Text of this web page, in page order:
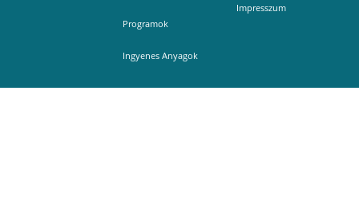
Programok
Ingyenes Anyagok
Impresszum